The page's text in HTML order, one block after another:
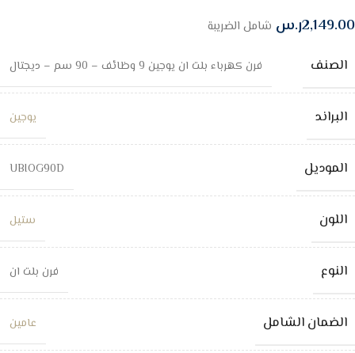
2,149.00ر.س شامل الضريبة
الصنف فرن كهرباء بلت ان يوجين 9 وظائف – 90 سم – ديجتال
البراند يوجين
الموديل UBIOG90D
اللون ستيل
النوع فرن بلت ان
الضمان الشامل عامين